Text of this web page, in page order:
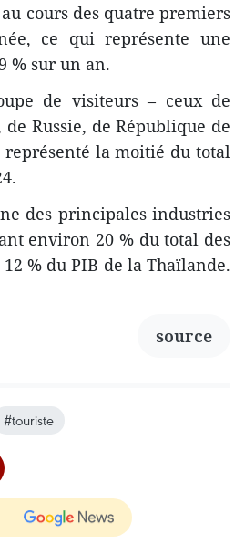
cours des quatre premiers
ce qui représente une
% sur un an.
de visiteurs – ceux de
Russie, de République de
représenté la moitié du total
des principales industries
environ 20 % du total des
% du PIB de la Thaïlande.
source
#touriste